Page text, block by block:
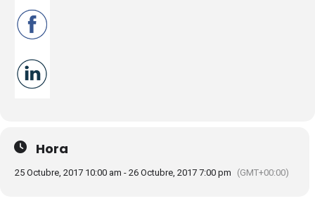
Hora
25 Octubre, 2017 10:00 am - 26 Octubre, 2017 7:00 pm (GMT+00:00)